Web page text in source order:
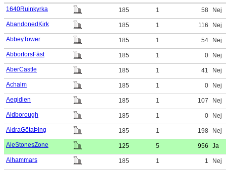
1640Ruinkyrka
185 1 58
Nej
AbandonedKirk
185 1 116
Nej
AbbeyTower
185 1 54
Nej
AbborforsFäst
185 1 0
Nej
AberCastle
185 1 41
Nej
Achalm
185 1 0
Nej
Aegidien
185 1 107
Nej
Aldborough
185 1 0
Nej
AldraGötaÞing
185 1 198
Nej
AleStonesZone
125 5 956
Ja
Alhammars
185 1 1
Nej